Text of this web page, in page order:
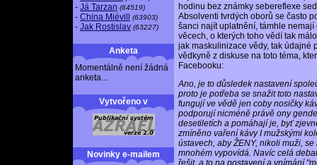
- Já Tarzan (64519)
- China Miévill (63903)
- Jak Rostislav (63227)
Anketa
Momentálně není žádná
anketa...
Vytvořeno v
Novinky e-mailem
hodinu bez známky sebereflexe
Absolventi tvrdých oborů se často
šanci najít uplatnění, támhle
věcech, o kterých toho vědí tak
jak maskulinizace vědy, tak
vědkyně z diskuse na toto téma,
Facebooku:
Ano, je to důsledek nastavení
proto je potřeba se snažit toto
fungují ve vědě jen coby nosičky
podporují nicméně právě ony
desetiletích a pomáhají je, byť
zmíněno vaření kávy I mužskými
ústavech, aby ŽENY, nikoli muži,
mnohém vypovídá. Navíc celá
řešit, a to na postavení a vnímání